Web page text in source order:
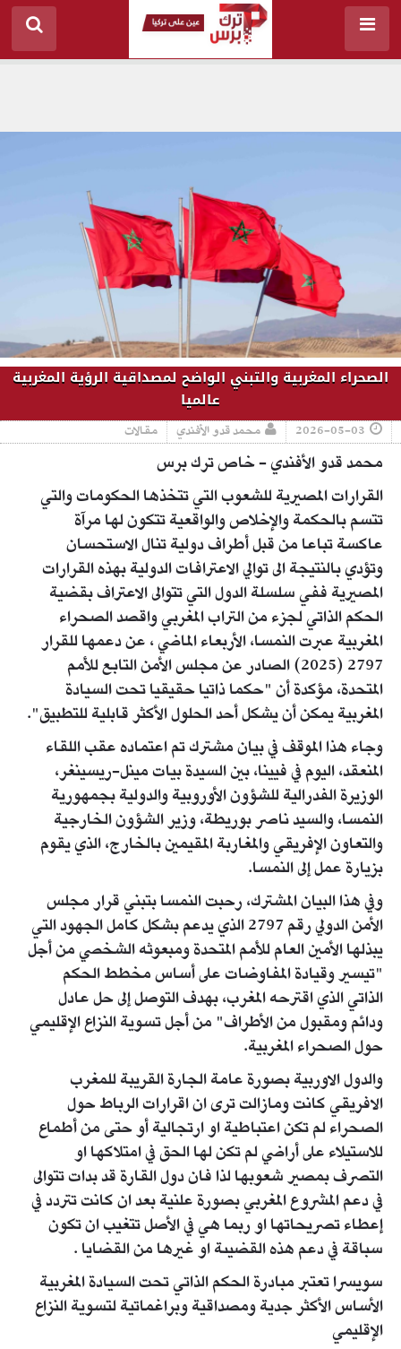
الصحراء المغربية والتبني الواضح لمصداقية الرؤية المغربية
عالميا
2026-05-03 محمد قدو الأفندي مقالات
محمد قدو الأفندي - خاص ترك برس
القرارات المصيرية للشعوب التي تتخذها الحكومات والتي
تتسم بالحكمة والإخلاص والواقعية تتكون لها مرآة
عاكسة تباعا من قبل أطراف دولية تنال الاستحسان
وتؤدي بالنتيجة الى توالي الاعترافات الدولية بهذه القرارات
المصيرية ففي سلسلة الدول التي تتوالى الاعتراف بقضية
الحكم الذاتي لجزء من التراب المغربي واقصد الصحراء
المغربية عبرت النمسا، الأربعاء الماضي ، عن دعمها للقرار
2797 (2025) الصادر عن مجلس الأمن التابع للأمم
المتحدة، مؤكدة أن "حكما ذاتيا حقيقيا تحت السيادة
المغربية يمكن أن يشكل أحد الحلول الأكثر قابلية للتطبيق".
وجاء هذا الموقف في بيان مشترك تم اعتماده عقب اللقاء
المنعقد، اليوم في فيينا، بين السيدة بيات مينل-ريسينغر،
الوزيرة الفدرالية للشؤون الأوروبية والدولية بجمهورية
النمسا، والسيد ناصر بوريطة، وزير الشؤون الخارجية
والتعاون الإفريقي والمغاربة المقيمين بالخارج، الذي يقوم
بزيارة عمل إلى النمسا.
وفي هذا البيان المشترك، رحبت النمسا بتبني قرار مجلس
الأمن الدولي رقم 2797 الذي يدعم بشكل كامل الجهود التي
يبذلها الأمين العام للأمم المتحدة ومبعوثه الشخصي من أجل
"تيسير وقيادة المفاوضات على أساس مخطط الحكم
الذاتي الذي اقترحه المغرب، بهدف التوصل إلى حل عادل
ودائم ومقبول من الأطراف" من أجل تسوية النزاع الإقليمي
حول الصحراء المغربية.
والدول الاوربية بصورة عامة الجارة القريبة للمغرب
الافريقي كانت ومازالت ترى ان اقرارات الرباط حول
الصحراء لم تكن اعتباطية او ارتجالية أو حتى من أطماع
للاستيلاء على أراضي لم تكن لها الحق في امتلاكها او
التصرف بمصير شعوبها لذا فان دول القارة قد بدات تتوالى
في دعم المشروع المغربي بصورة علنية بعد ان كانت تتردد في
إعطاء تصريحاتها او ربما هي في الأصل تتغيب ان تكون
سباقة في دعم هذه القضيىة او غيرها من القضايا .
سويسرا تعتبر مبادرة الحكم الذاتي تحت السيادة المغربية
الأساس الأكثر جدية ومصداقية وبراغماتية لتسوية النزاع
الإقليمي